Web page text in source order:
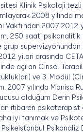
Klinik Psikoloji
2008 yılında
Vakfı'ndan 2007-2012
250 saati
yilari arasında
açılan Cinsel
ve 3. Modül
2007 yılında Manisa
olduğum Derin
itibaren psikoterapist
iyi tanımak ve